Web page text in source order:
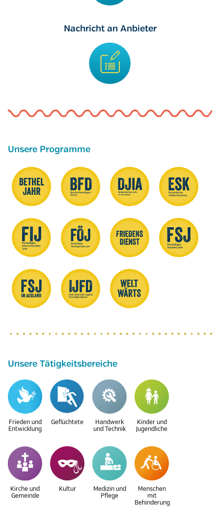
Nachricht an Anbieter
Unsere Programme
Unsere Tätigkeitsbereiche
Frieden und
Entwicklung
Geflüchtete
Handwerk
und Technik
Kinder und
Jugendliche
Kirche und
Gemeinde
Kultur
Medizin und
Pflege
Menschen
mit
Behinderung